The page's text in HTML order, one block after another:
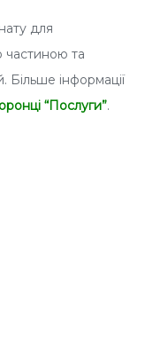
для
частиною та
Більше інформації
“Послуги”.